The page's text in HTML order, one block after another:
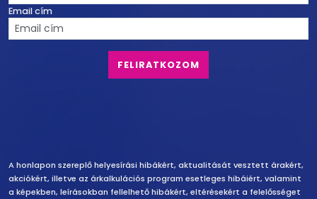
Email cím
Felelősség vállalás
A honlapon szereplő helyesírási hibákért, aktualitását vesztett árakért,
akciókért, illetve az árkalkulációs program esetleges hibáiért, valamint
a képekben, leírásokban fellelhető hibákért, eltérésekért a felelősséget